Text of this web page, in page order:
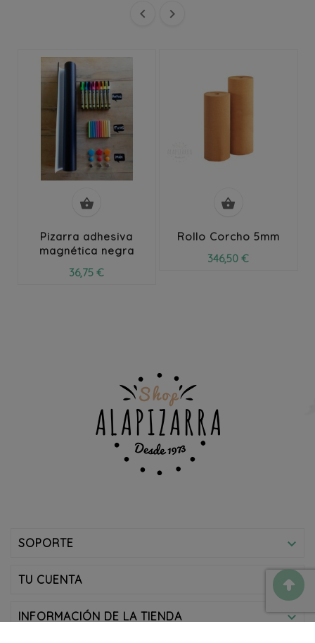
 

Pizarra adhesiva
magnética negra
36,75 €

Rollo Corcho 5mm
346,50 €
SOPORTE 
TU CUENTA 
INFORMACIÓN DE LA TIENDA 